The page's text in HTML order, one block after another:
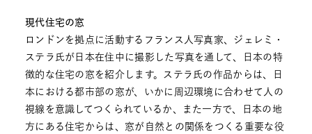
現代住宅の窓
ロンドンを拠点に活動するフランス人写真家、ジェレミ・
ステラ氏が日本在住中に撮影した写真を通して、日本の特
徴的な住宅の窓を紹介します。ステラ氏の作品からは、日
本における都市部の窓が、いかに周辺環境に合わせて人の
視線を意識してつくられているか、また一方で、日本の地
方にある住宅からは、窓が自然との関係をつくる重要な役